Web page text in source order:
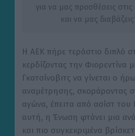
για να μας προσθέσεις
και να μας
Η ΑΕΚ πήρε τεράστιο διπλό
κερδίζοντας την Φιορεντίνα
Γκατσίνοβιτς να γίνεται ο
αναμέτρησης, σκοράροντας
αγώνα, έπειτα από ασίστ του
αυτή, η Ένωση φτάνει μια
και πιο συγκεκριμένα